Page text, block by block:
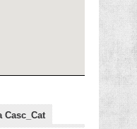
Casc_Cat